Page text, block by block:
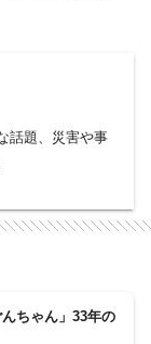
話題、災害や事
ちゃん」33年の